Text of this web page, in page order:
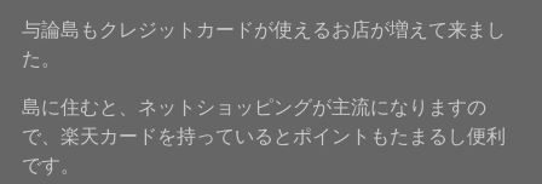
与論島もクレジットカードが使えるお店が増えて来まし
た。
島に住むと、ネットショッピングが主流になりますの
で、楽天カードを持っているとポイントもたまるし便利
です。